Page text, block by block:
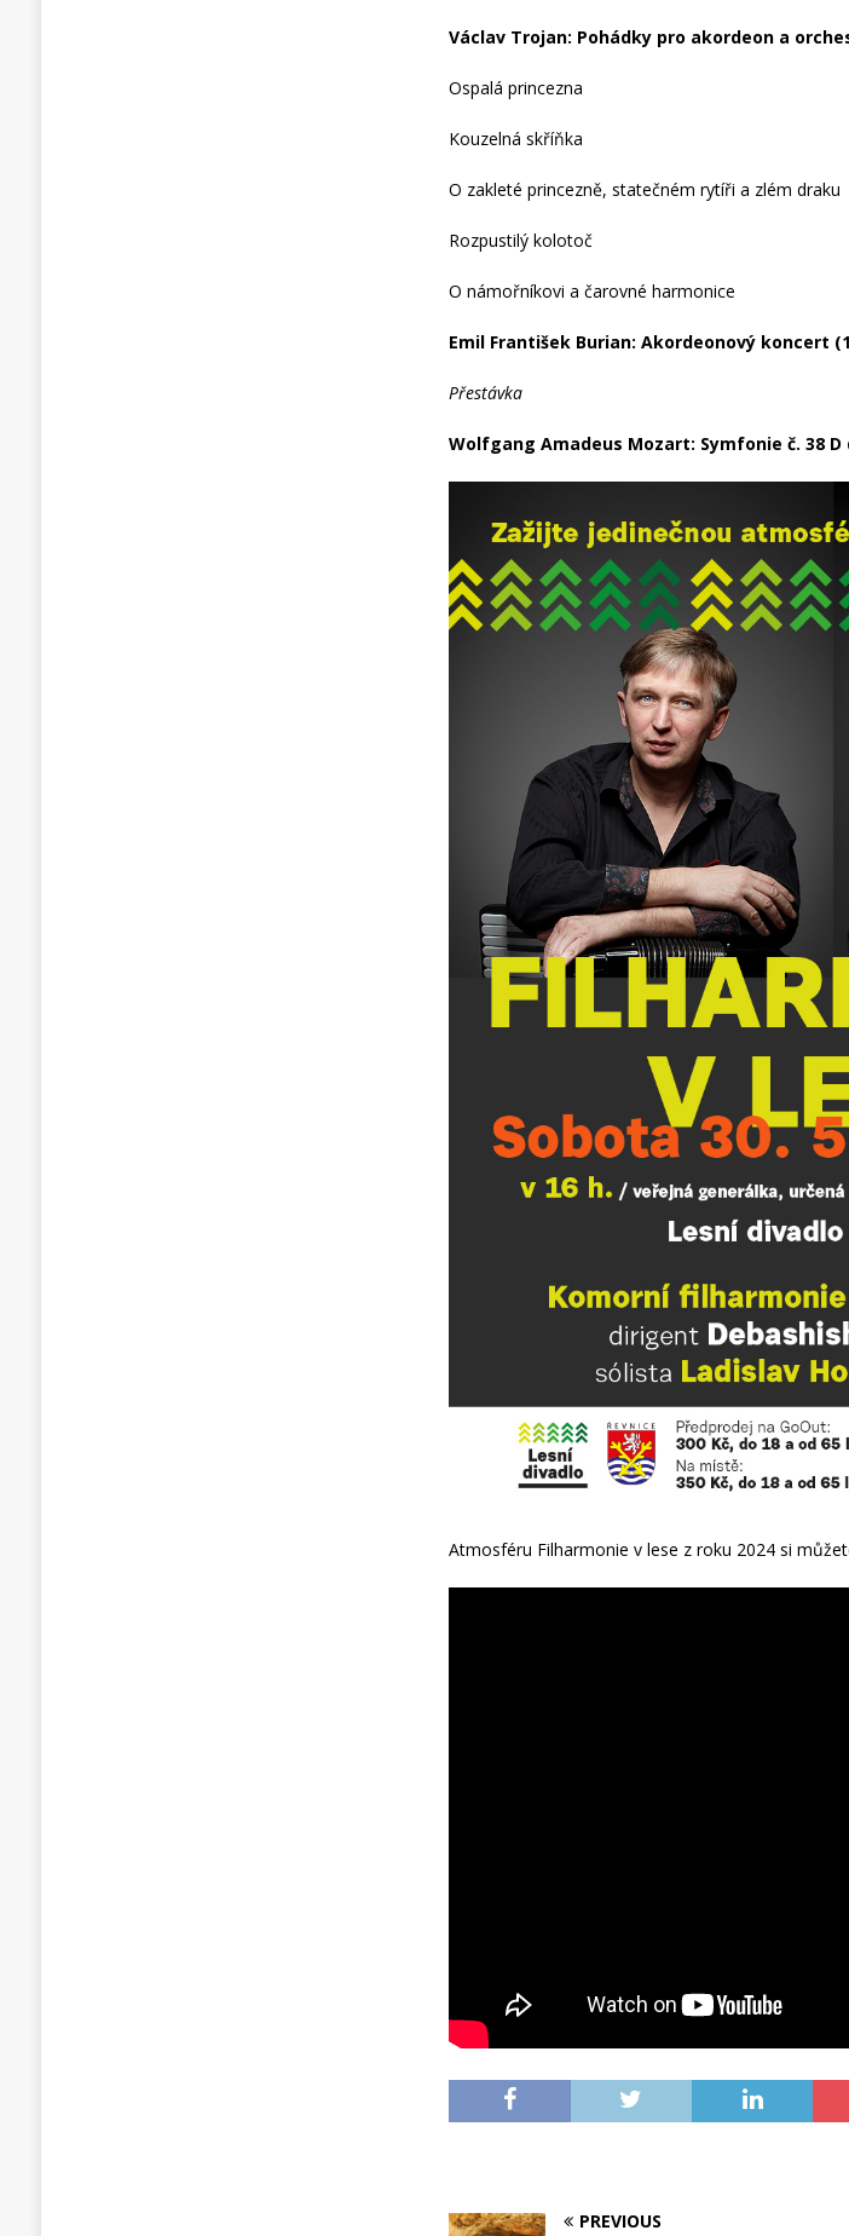
Václav Trojan: Pohádky pro akordeon a
Ospalá princezna
Kouzelná skříňka
O zakleté princezně, statečném rytíři a zlém draku
Rozpustilý kolotoč
O námořníkovi a čarovné harmonice
Emil František Burian: Akordeonový koncert
Přestávka
Wolfgang Amadeus Mozart: Symfonie č. 38 D
Atmosféru Filharmonie v lese z roku 2024 si
PREVIOUS